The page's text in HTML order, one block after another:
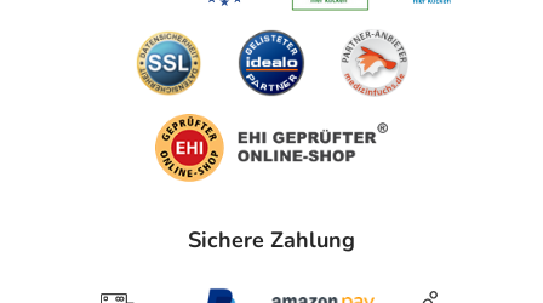
Sichere Zahlung